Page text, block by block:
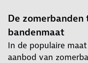
De zomerbanden
bandenmaat
In de populaire maat
aanbod van